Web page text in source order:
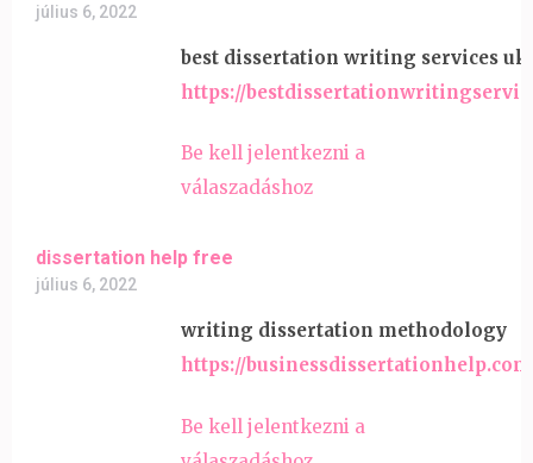
július 6, 2022
best dissertation writing services uk
https://
Be kell jelentkezni a
válaszadáshoz
dissertation help free
július 6, 2022
writing dissertation methodology
https://
Be kell jelentkezni a